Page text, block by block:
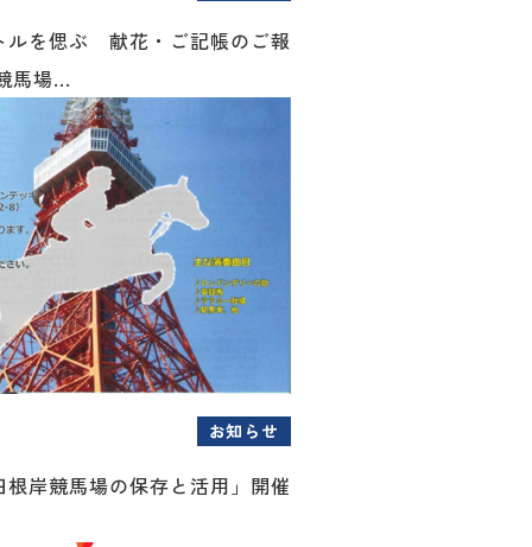
ルを偲ぶ 献花・ご記帳のご報
馬場...
お知らせ
根岸競馬場の保存と活用」開催